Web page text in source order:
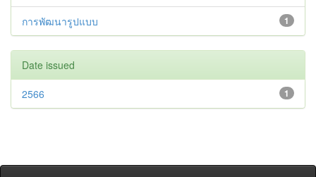
1
การพัฒนารูปแบบ
Date issued
1
2566